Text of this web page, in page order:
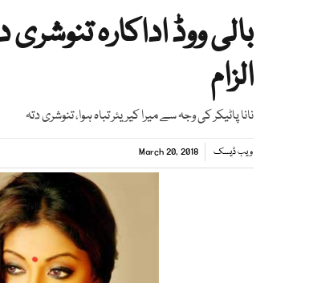
بالی ووڈ اداکارہ
الزام
نانا پاٹیکر کی وجہ سے میرا کیریئر تباہ ہوا، تنوشری دتہ
ویب ڈیسک March 20, 2018